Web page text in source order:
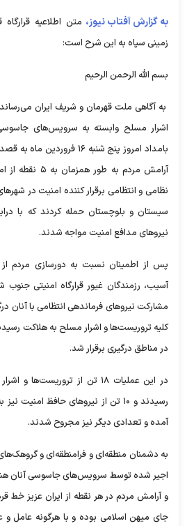
به گزارش آفتاب نیوز، متن اطلاعیه
زمینی سپاه به این شرح است:
بسم الله الرحمن الرحیم
به آگاهی ملت قهرمان و شریف ایران
اشرار مسلح وابسته به سرویس‌های جاسوسی
بامداد امروز پنج شنبه ۱۶
آرامش مردم به
نظامی و انتظامی برقرار کننده امنیت در
سیستان و بلوچستان حمله کردند که با
نیرو‌های مدافع امنیت مواجه شدند.
پس از اطمینان نسبت به دورسازی مردم
آسیب، رزمندگان غیور قرارگاه امنیتی جنوب
مشارکت نیرو‌های فرماندهی انتظامی با آنان
کلیه تروریست‌ها و اشرار مسلح به هلاکت
در مناطق درگیری برقرار شد.
در این عملیات ۱۸ تن از
رسیدند و ۱۰ تن از نیرو‌های حافظ
آمده و تعدادی دیگر نیز مجروح شدند.
به دشمنان منطقه‌ای و فرامنطقه‌ای و
اجیر شده توسط سرویس‌های جاسوسی آنان
و آرامش مردم در هر نقطه از ایران عزیز خط
جای میهن اسلامی بوده و با هرگونه عامل و